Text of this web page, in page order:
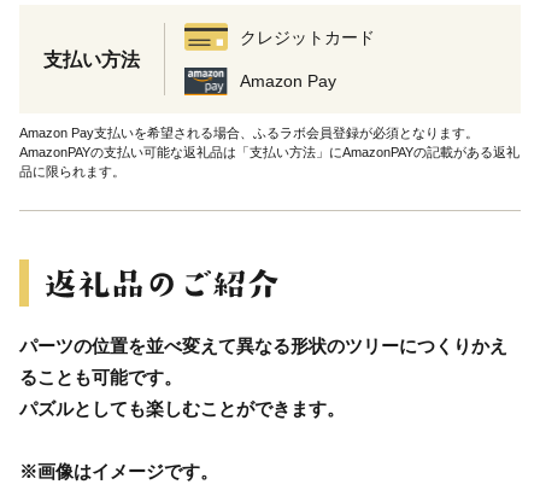
支払い方法
クレジットカード
Amazon Pay
Amazon Pay支払いを希望される場合、ふるラボ会員登録が必須となります。
AmazonPAYの支払い可能な返礼品は「支払い方法」にAmazonPAYの記載がある返礼
品に限られます。
パーツの位置を並べ変えて異なる形状のツリーにつくりかえ
ることも可能です。
パズルとしても楽しむことができます。
※画像はイメージです。